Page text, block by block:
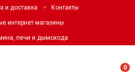
и доставка Контакты
интернет магазины
печи и дымохода
0